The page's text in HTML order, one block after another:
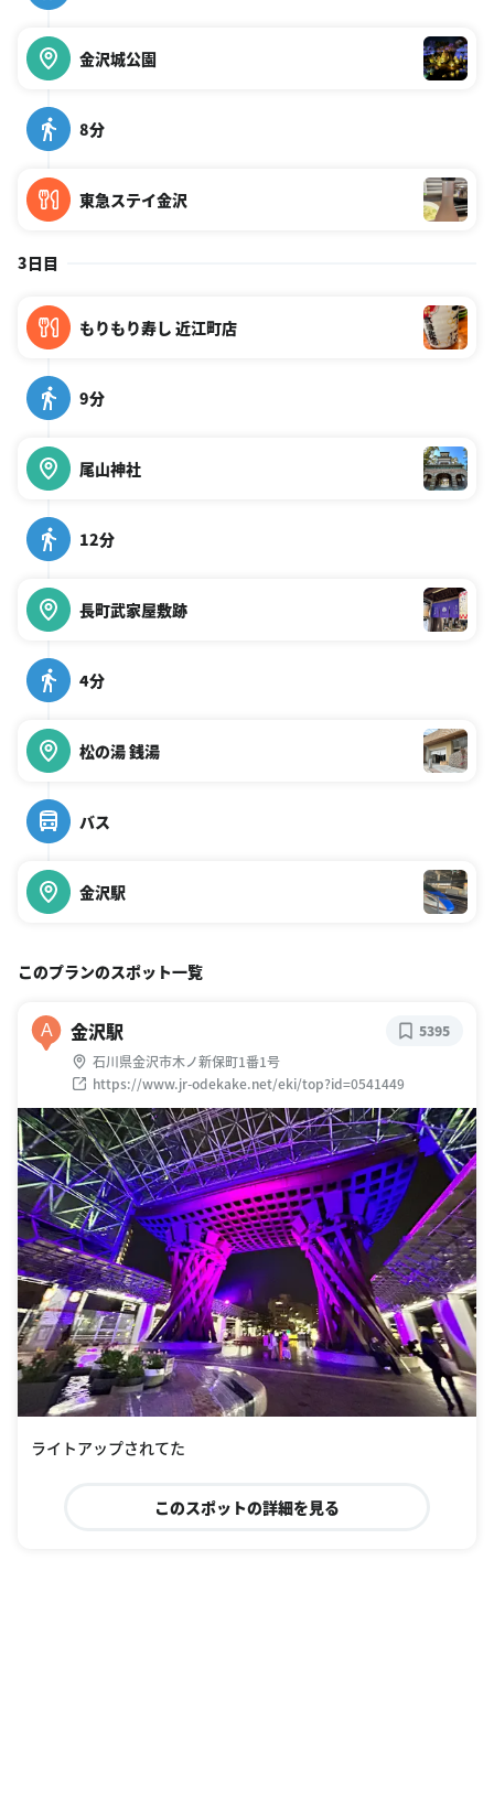
金沢城公園
8分
東急ステイ金沢
3日目
もりもり寿し 近江町店
9分
尾山神社
12分
長町武家屋敷跡
4分
松の湯 銭湯
バス
金沢駅
このプランのスポット一覧
A 金沢駅
石川県金沢市木ノ新保町1番1号
https://www.jr-odekake.net/eki/top?id=0541449
5395
ライトアップされてた
このスポットの詳細を見る